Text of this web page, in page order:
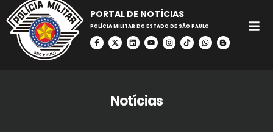
PORTAL DE NOTÍCIAS
POLÍCIA MILITAR DO ESTADO DE SÃO PAULO
Notícias